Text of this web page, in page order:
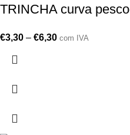
TRINCHA curva
€3,30 – €6,30 com IVA